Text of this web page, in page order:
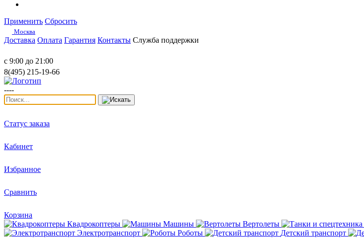
Применить Сбросить
Москва
Доставка Оплата Гарантия Контакты Служба поддержки
с 9:00 до 21:00
8(495) 215-19-66
----
Статус заказа
Кабинет
Избранное
Сравнить
Корзина
Квадрокоптеры
Машины Вертолеты
Электротранспорт
Роботы Детский транспорт